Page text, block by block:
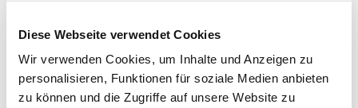
Diese Webseite verwendet Cookies
Wir verwenden Cookies, um Inhalte und Anzeigen zu
personalisieren, Funktionen für soziale Medien anbieten
zu können und die Zugriffe auf unsere Website zu